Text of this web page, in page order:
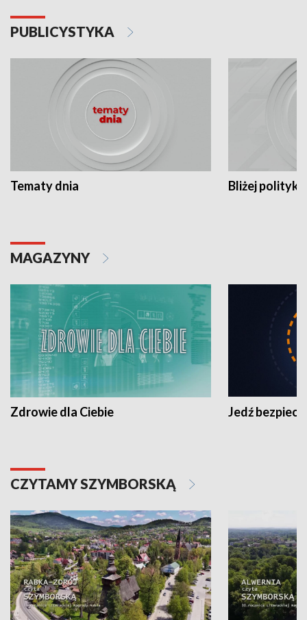
PUBLICYSTYKA
Tematy dnia Bliżej polityki
MAGAZYNY
Zdrowie dla Ciebie Jedź
CZYTAMY SZYMBORSKĄ